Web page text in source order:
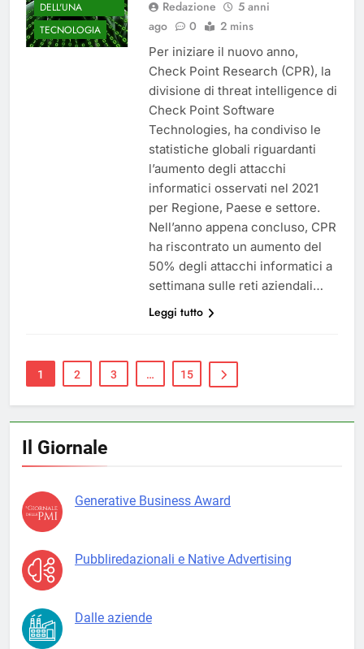
DELL'UNA
TECNOLOGIA
Redazione
5 anni
ago
0 2 mins
Per iniziare il nuovo anno,
Check Point Research (CPR), la
divisione di threat intelligence di
Check Point Software
Technologies, ha condiviso le
statistiche globali riguardanti
l’aumento degli attacchi
informatici osservati nel 2021
per Regione, Paese e settore.
Nell’anno appena concluso, CPR
ha riscontrato un aumento del
50% degli attacchi informatici a
settimana sulle reti aziendali…
Leggi tutto
1 2 3 … 15
Il Giornale
Generative Business Award
Pubbliredazionali e Native Advertising
Dalle aziende